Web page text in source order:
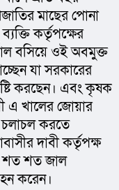
মাছের পোনা
কর্তৃপক্ষের
বসিয়ে ওই অবমুক্ত
যা সরকারের
করছেন। এবং কৃষক
এ খালের জোয়ার
চলাচল করতে
দাবী কর্তৃপক্ষ
শত শত জাল
করেন।